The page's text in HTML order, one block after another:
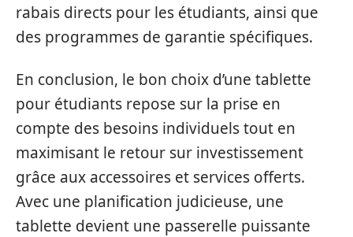
rabais directs pour les étudiants, ainsi que
des programmes de garantie spécifiques.
En conclusion, le bon choix d’une tablette
pour étudiants repose sur la prise en
compte des besoins individuels tout en
maximisant le retour sur investissement
grâce aux accessoires et services offerts.
Avec une planification judicieuse, une
tablette devient une passerelle puissante